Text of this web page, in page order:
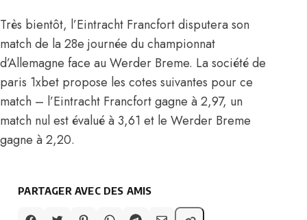
Très bientôt, l’Eintracht Francfort disputera son
match de la 28e journée du championnat
d’Allemagne face au Werder Breme. La société de
paris 1xbet propose les cotes suivantes pour ce
match – l’Eintracht Francfort gagne à 2,97, un
match nul est évalué à 3,61 et le Werder Breme
gagne à 2,20.
PARTAGER AVEC DES AMIS